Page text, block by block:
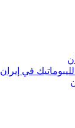
في إيران